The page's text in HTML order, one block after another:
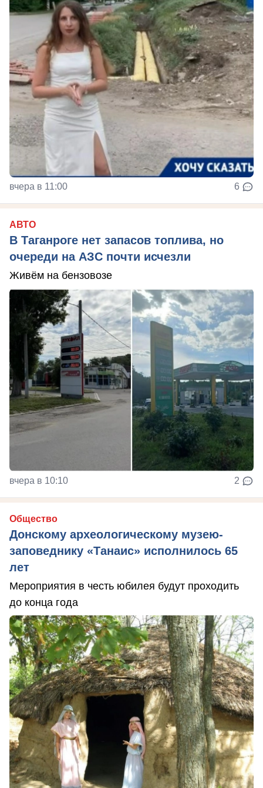
вчера в 11:00 6
АВТО
В Таганроге нет запасов топлива, но
очереди на АЗС почти исчезли
Живём на бензовозе
вчера в 10:10 2
Общество
Донскому археологическому музею-
заповеднику «Танаис» исполнилось 65
лет
Мероприятия в честь юбилея будут проходить
до конца года